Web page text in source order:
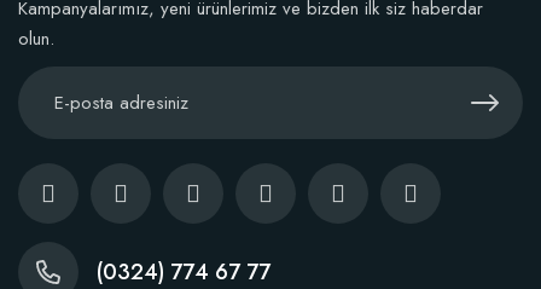
Kampanyalarımız, yeni ürünlerimiz ve bizden ilk siz haberdar
olun.
(0324) 774 67 77